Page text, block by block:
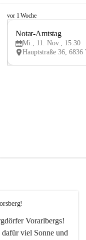
V
vor 1 Woche
Notar-Amtstag
Mi., 11. Nov., 15:30
Vorarlbergs!
viel Sonne und